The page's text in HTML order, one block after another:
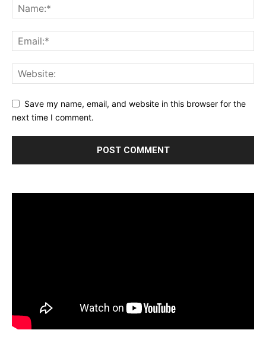
Save my name, email, and website in this browser for the
next time I comment.